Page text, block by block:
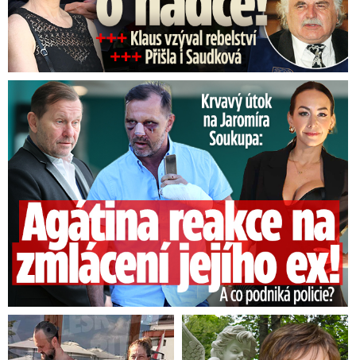
Útok na Jaromíra Soukupa: Reakce Agáty na zmlácení jejího ex